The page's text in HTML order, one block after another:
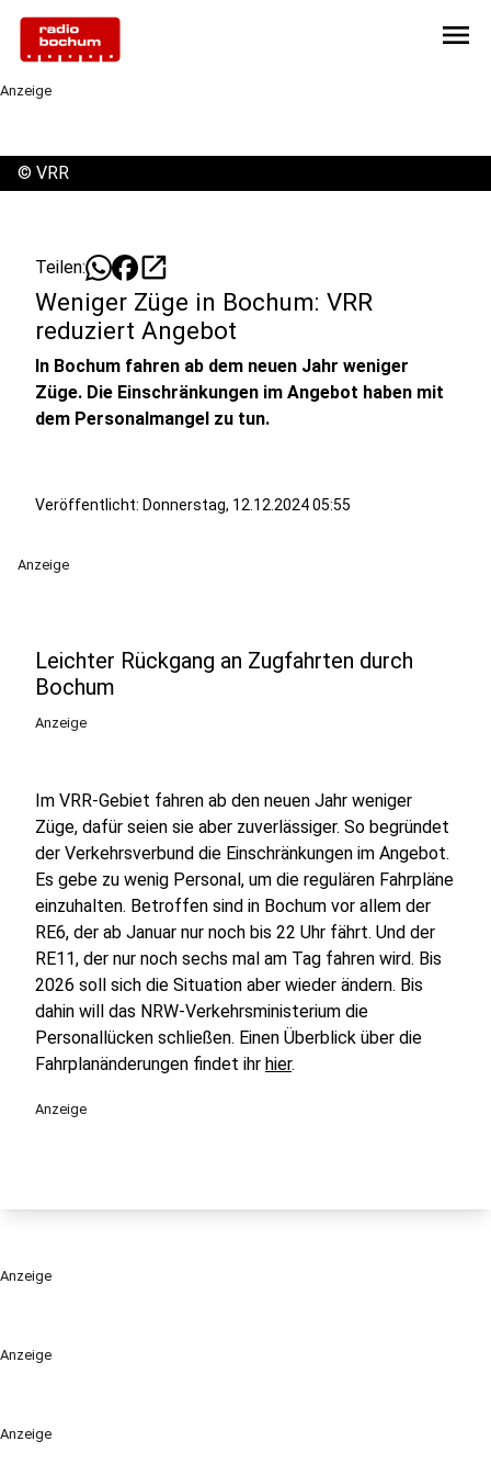
menu
Anzeige
Anzeige
Anzeige
© VRR
Teilen: open_in_new
Weniger Züge in Bochum: VRR
reduziert Angebot
In Bochum fahren ab dem neuen Jahr weniger
Züge. Die Einschränkungen im Angebot haben mit
dem Personalmangel zu tun.
Veröffentlicht: Donnerstag, 12.12.2024 05:55
Anzeige
Leichter Rückgang an Zugfahrten durch
Bochum
Anzeige
Im VRR-Gebiet fahren ab den neuen Jahr weniger
Züge, dafür seien sie aber zuverlässiger. So begründet
der Verkehrsverbund die Einschränkungen im Angebot.
Es gebe zu wenig Personal, um die regulären Fahrpläne
einzuhalten. Betroffen sind in Bochum vor allem der
RE6, der ab Januar nur noch bis 22 Uhr fährt. Und der
RE11, der nur noch sechs mal am Tag fahren wird. Bis
2026 soll sich die Situation aber wieder ändern. Bis
dahin will das NRW-Verkehrsministerium die
Personallücken schließen. Einen Überblick über die
Fahrplanänderungen findet ihr hier.
Anzeige
Anzeige